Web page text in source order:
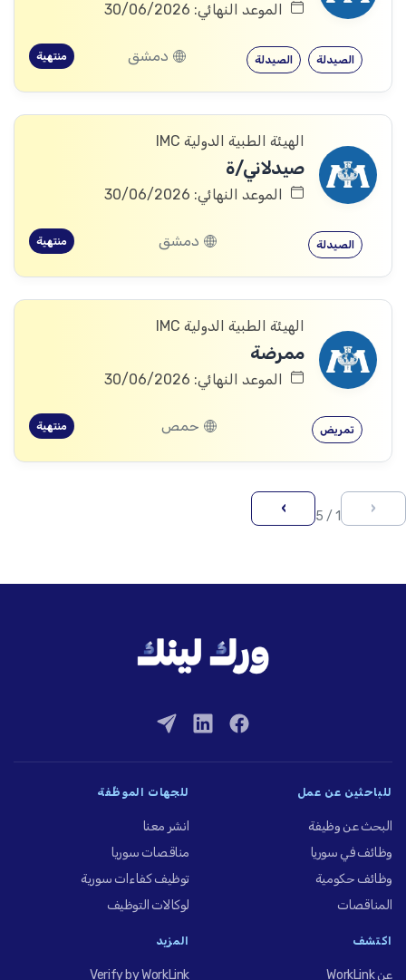
الموعد النهائي: 30/06/2026
الصيدلة الصيدلة دمشق منتهية
الهيئة الطبية الدولية IMC
صيدلاني/ة
الموعد النهائي: 30/06/2026
الصيدلة دمشق منتهية
الهيئة الطبية الدولية IMC
ممرضة
الموعد النهائي: 30/06/2026
تمريض حمص منتهية
‹
1 / 5
›
للباحثين عن عمل
البحث عن وظيفة
وظائف في سوريا
وظائف حكومية
المناقصات
للجهات الموظِّفة
انشر معنا
مناقصات سوريا
توظيف كفاءات سورية
لوكالات التوظيف
اكتشف
عن WorkLink
المزيد
Verify by WorkLink